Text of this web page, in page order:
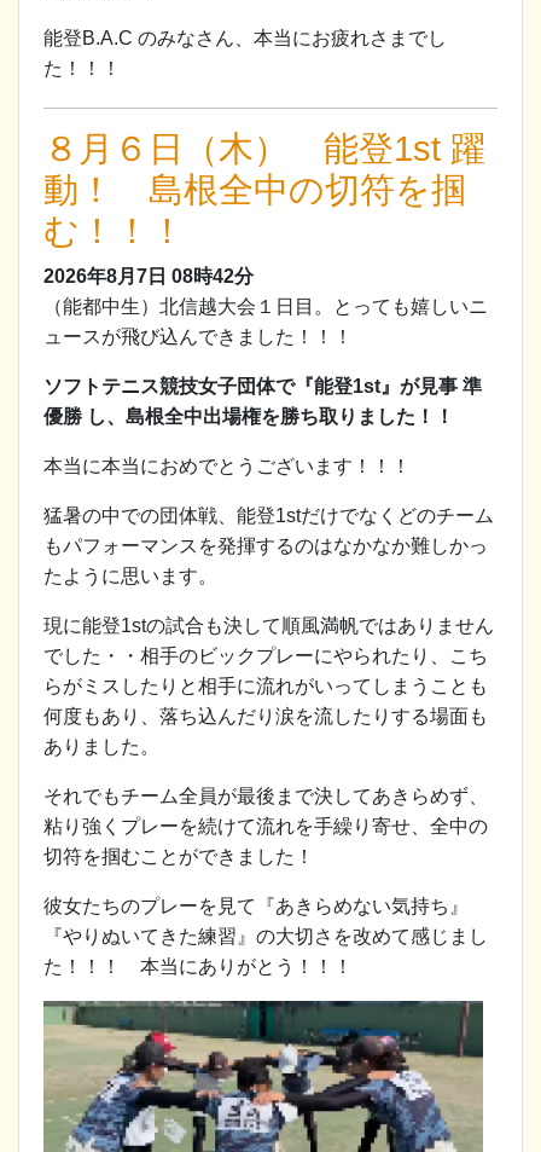
能登B.A.C のみなさん、本当にお疲れさまでし
た！！！
８月６日（木） 能登1st 躍
動！ 島根全中の切符を掴
む！！！
2026年8月7日 08時42分
（能都中生）北信越大会１日目。とっても嬉しいニ
ュースが飛び込んできました！！！
ソフトテニス競技女子団体で『能登1st』が見事 準
優勝 し、島根全中出場権を勝ち取りました！！
本当に本当におめでとうございます！！！
猛暑の中での団体戦、能登1stだけでなくどのチーム
もパフォーマンスを発揮するのはなかなか難しかっ
たように思います。
現に能登1stの試合も決して順風満帆ではありません
でした・・相手のビックプレーにやられたり、こち
らがミスしたりと相手に流れがいってしまうことも
何度もあり、落ち込んだり涙を流したりする場面も
ありました。
それでもチーム全員が最後まで決してあきらめず、
粘り強くプレーを続けて流れを手繰り寄せ、全中の
切符を掴むことができました！
彼女たちのプレーを見て『あきらめない気持ち』
『やりぬいてきた練習』の大切さを改めて感じまし
た！！！ 本当にありがとう！！！